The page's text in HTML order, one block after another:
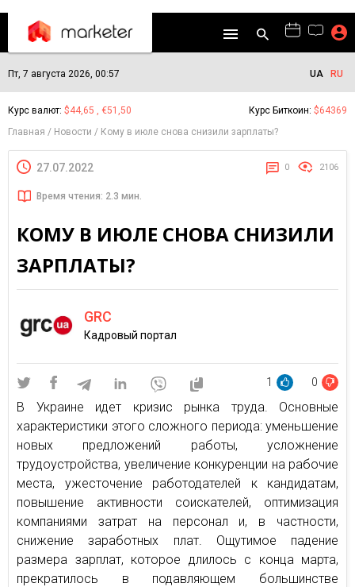
Пт, 7 августа 2026, 00:57 UA RU
Курс валют: $44,65 , €51,50 Курс Биткоин: $64369
Главная
Новости Кому в июле снова снизили зарплаты?
27.07.2022 0 2106
Время чтения: 2.3 мин.
КОМУ В ИЮЛЕ СНОВА СНИЗИЛИ
ЗАРПЛАТЫ?
GRC
Кадровый портал
1 0
В Украине идет кризис рынка труда. Основные
характеристики этого сложного периода: уменьшение
новых предложений работы, усложнение
трудоустройства, увеличение конкуренции на рабочие
места, ужесточение работодателей к кандидатам,
повышение активности соискателей, оптимизация
компаниями затрат на персонал и, в частности,
снижение заработных плат. Ощутимое падение
размера зарплат, которое длилось с конца марта,
прекратилось в подавляющем большинстве